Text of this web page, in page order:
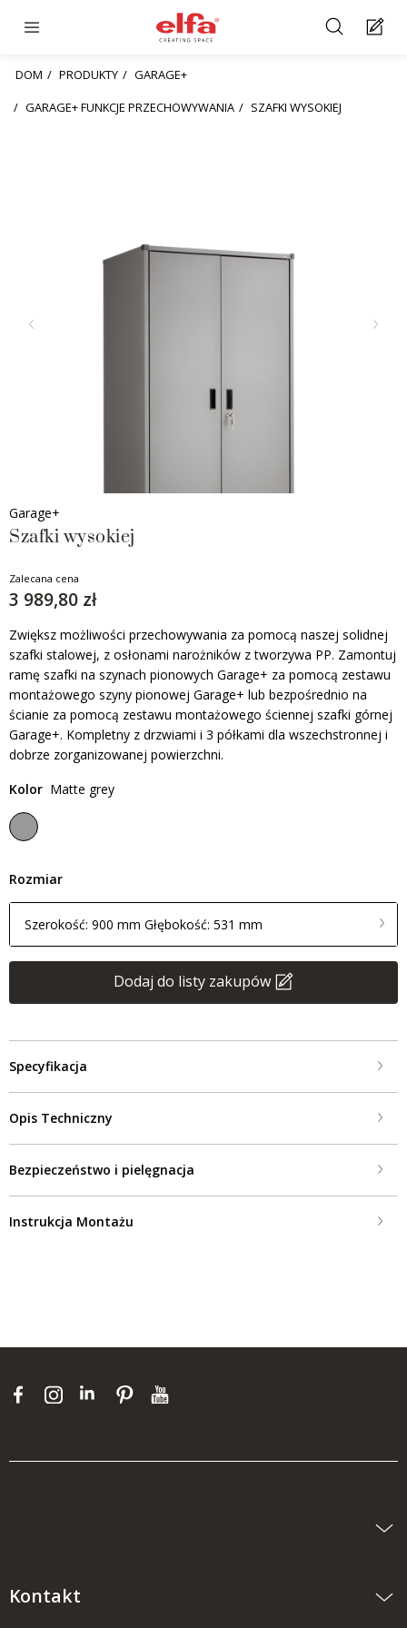
DOM PRODUKTY
GARAGE+
GARAGE+ FUNKCJE PRZECHOWYWANIA
SZAFKI WYSOKIEJ
Garage+
Szafki wysokiej
Zalecana cena
3 989,80 zł
Zwiększ możliwości przechowywania za pomocą naszej solidnej
szafki stalowej, z osłonami narożników z tworzywa PP. Zamontuj
ramę szafki na szynach pionowych Garage+ za pomocą zestawu
montażowego szyny pionowej Garage+ lub bezpośrednio na
ścianie za pomocą zestawu montażowego ściennej szafki górnej
Garage+. Kompletny z drzwiami i 3 półkami dla wszechstronnej i
dobrze zorganizowanej powierzchni.
Kolor Matte grey
Rozmiar
Szerokość: 900 mm Głębokość: 531 mm
Dodaj do listy zakupów
Specyfikacja
Opis Techniczny
Bezpieczeństwo i pielęgnacja
Instrukcja Montażu
Kontakt